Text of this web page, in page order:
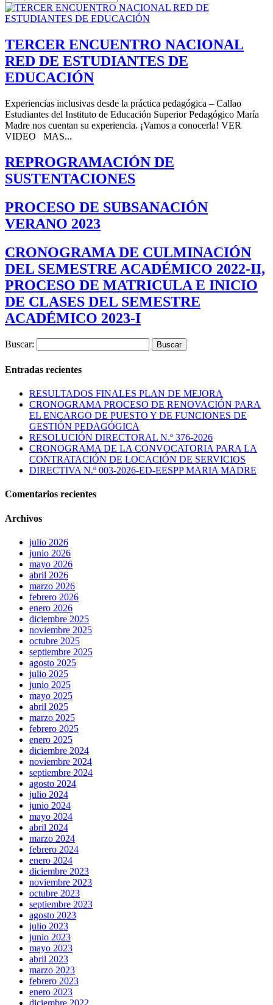
TERCER ENCUENTRO NACIONAL
RED DE ESTUDIANTES DE
EDUCACIÓN
Experiencias inclusivas desde la práctica pedagógica – Callao
Estudiantes del Instituto de Educación Superior Pedagógico María
Madre nos cuentan su experiencia. ¡Vamos a conocerla! VER
VIDEO MAS...
REPROGRAMACIÓN DE
SUSTENTACIONES
PROCESO DE SUBSANACIÓN
VERANO 2023
CRONOGRAMA DE CULMINACIÓN
DEL SEMESTRE ACADÉMICO 2022-II,
PROCESO DE MATRICULA E INICIO
DE CLASES DEL SEMESTRE
ACADÉMICO 2023-I
Buscar:
Entradas recientes
RESULTADOS FINALES PLAN DE MEJORA
CRONOGRAMA PROCESO DE RENOVACIÓN PARA
EL ENCARGO DE PUESTO Y DE FUNCIONES DE
GESTIÓN PEDAGÓGICA
RESOLUCIÓN DIRECTORAL N.º 376-2026
CRONOGRAMA DE LA CONVOCATORIA PARA LA
CONTRATACIÓN DE LOCACIÓN DE SERVICIOS
DIRECTIVA N.º 003-2026-ED-EESPP MARIA MADRE
Comentarios recientes
Archivos
julio 2026
junio 2026
mayo 2026
abril 2026
marzo 2026
febrero 2026
enero 2026
diciembre 2025
noviembre 2025
octubre 2025
septiembre 2025
agosto 2025
julio 2025
junio 2025
mayo 2025
abril 2025
marzo 2025
febrero 2025
enero 2025
diciembre 2024
noviembre 2024
septiembre 2024
agosto 2024
julio 2024
junio 2024
mayo 2024
abril 2024
marzo 2024
febrero 2024
enero 2024
diciembre 2023
noviembre 2023
octubre 2023
septiembre 2023
agosto 2023
julio 2023
junio 2023
mayo 2023
abril 2023
marzo 2023
febrero 2023
enero 2023
diciembre 2022